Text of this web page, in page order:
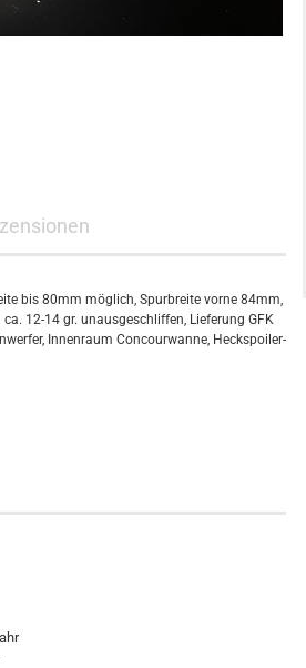
bis 80mm möglich, Spurbreite vorne 84mm,
12-14 gr. unausgeschliffen, Lieferung GFK
Innenraum Concourwanne, Heckspoiler-